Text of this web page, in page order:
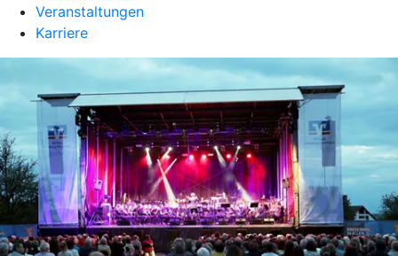
Veranstaltungen
Karriere